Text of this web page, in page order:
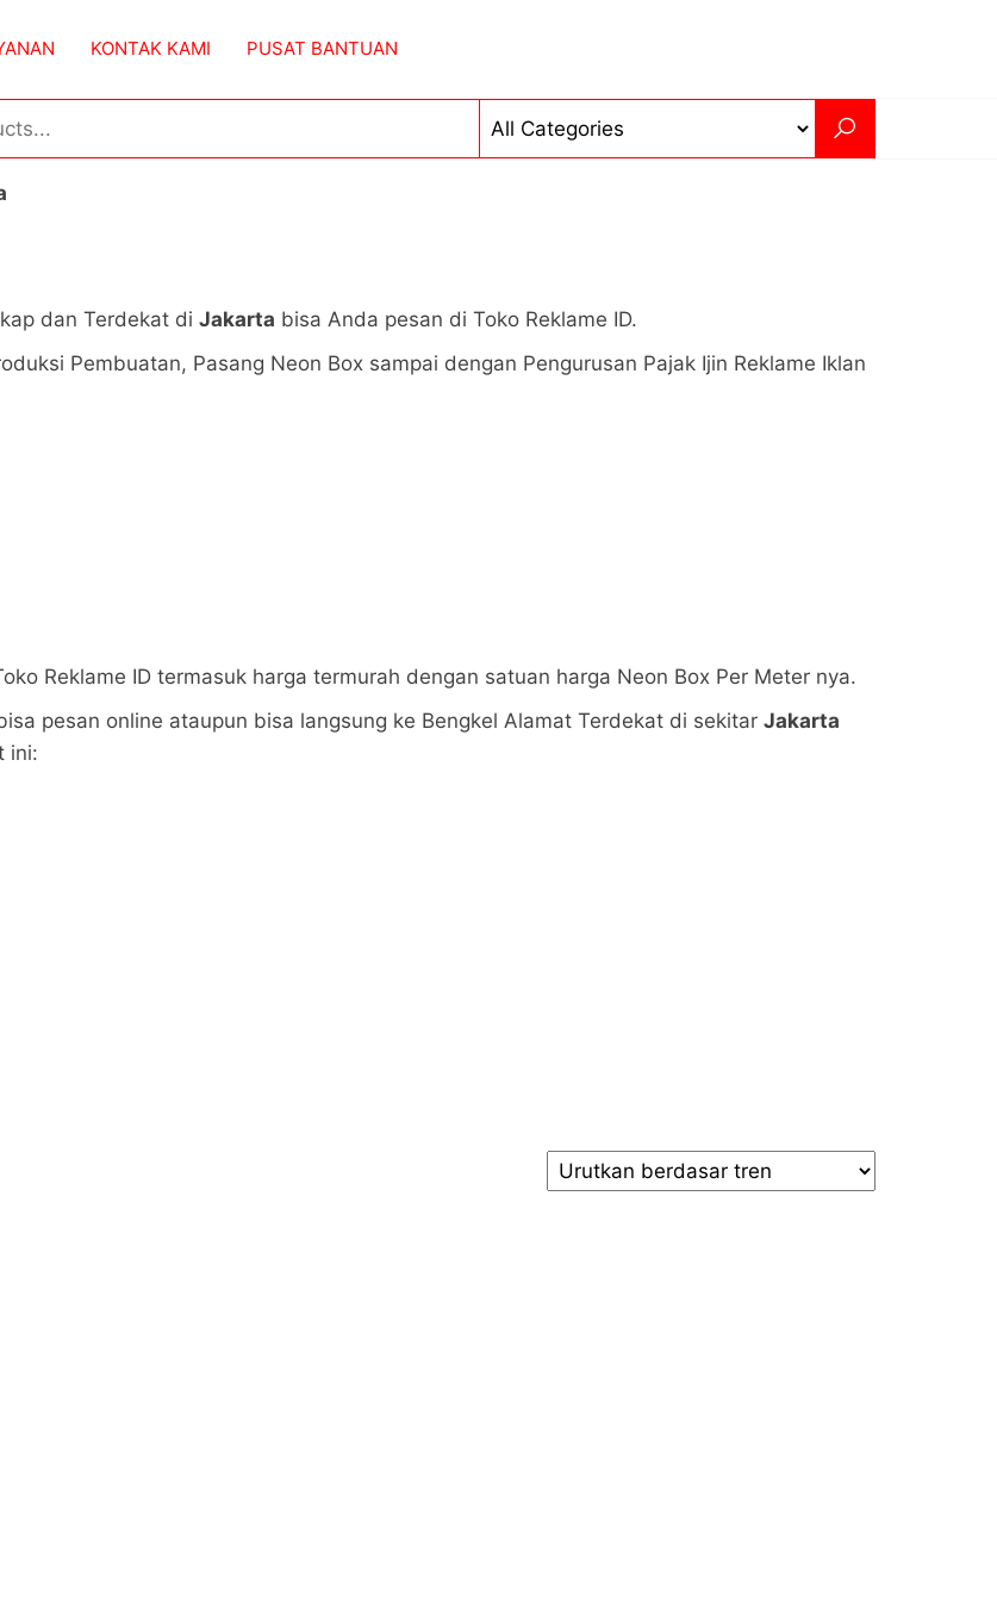
KONTAK KAMI PUSAT BANTUAN
dan Terdekat di Jakarta bisa Anda pesan di Toko Reklame ID.
Pembuatan, Pasang Neon Box sampai dengan Pengurusan Pajak Ijin Reklame Iklan
Reklame ID termasuk harga termurah dengan satuan harga Neon Box Per Meter nya.
pesan online ataupun bisa langsung ke Bengkel Alamat Terdekat di sekitar Jakarta
ini: